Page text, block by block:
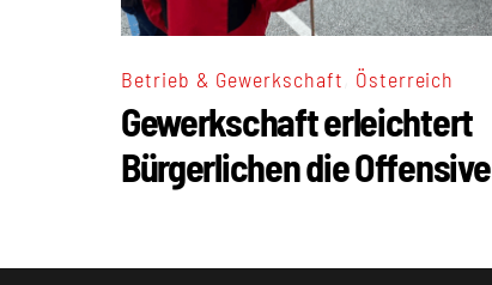
Betrieb & Gewerkschaft Österreich
Gewerkschaft erleichtert
Bürgerlichen die Offensive